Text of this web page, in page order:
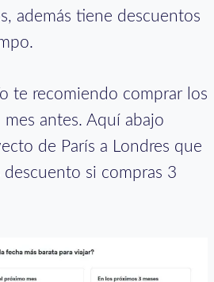
además tiene descuentos
te recomiendo comprar los
antes. Aquí abajo
de París a Londres que
si compras 3